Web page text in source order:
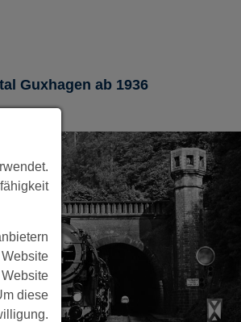
Guxhagen ab 1936
diese